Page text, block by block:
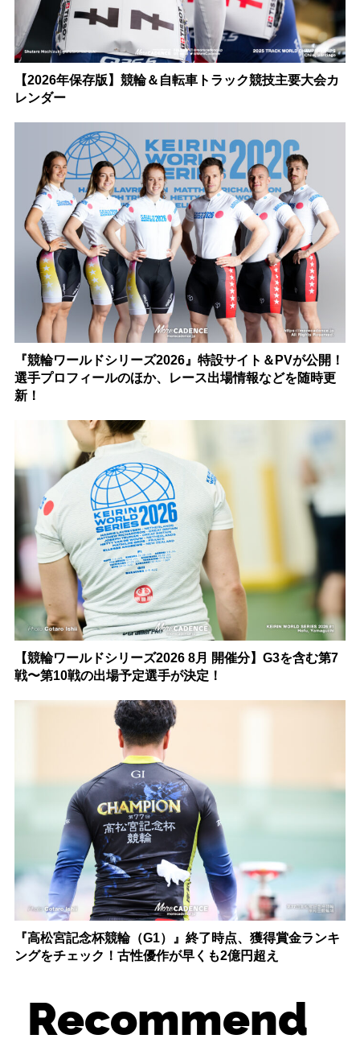
【2026年保存版】競輪＆自転車トラック競技主要大会カ
レンダー
『競輪ワールドシリーズ2026』特設サイト＆PVが公開！
選手プロフィールのほか、レース出場情報などを随時更
新！
【競輪ワールドシリーズ2026 8月 開催分】G3を含む第7
戦〜第10戦の出場予定選手が決定！
『高松宮記念杯競輪（G1）』終了時点、獲得賞金ランキ
ングをチェック！古性優作が早くも2億円超え
Recommend